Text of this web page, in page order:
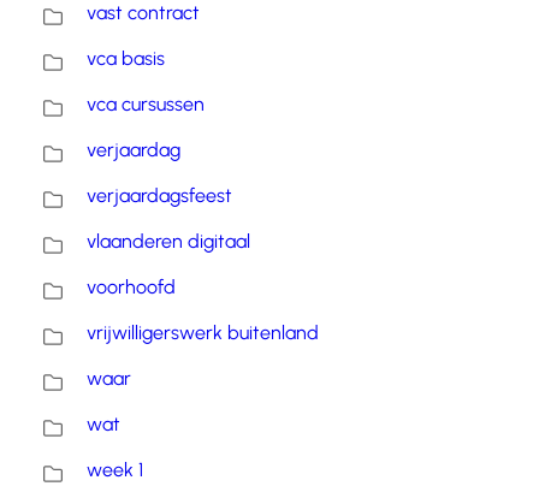
vast contract
vca basis
vca cursussen
verjaardag
verjaardagsfeest
vlaanderen digitaal
voorhoofd
vrijwilligerswerk buitenland
waar
wat
week 1